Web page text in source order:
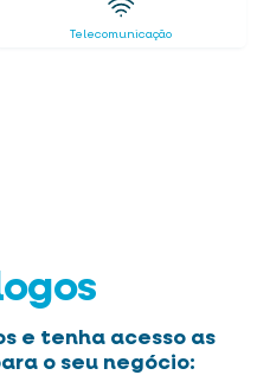
Telecomunicação
e tenha acesso as
o seu negócio: